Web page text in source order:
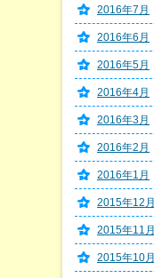
2016年7月
2016年6月
2016年5月
2016年4月
2016年3月
2016年2月
2016年1月
2015年12月
2015年11月
2015年10月